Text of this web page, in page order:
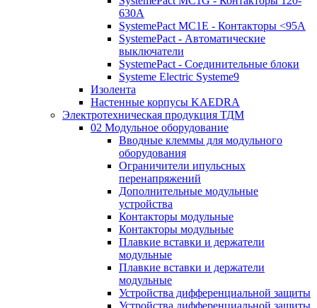
630A
SystemePact MC1E - Контакторы <95A
SystemePact - Автоматические
выключатели
SystemePact - Соединительные блоки
Systeme Electric Systeme9
Изолента
Настенные корпусы KAEDRA
Электротехническая продукция ТДМ
02 Модульное оборудование
Вводные клеммы для модульного
оборудования
Ограничители ипульсных
перенапряжений
Дополнительные модульные
устройства
Контакторы модульные
Контакторы модульные
Плавкие вставки и держатели
модульные
Плавкие вставки и держатели
модульные
Устройства дифференциальной защиты
Устройства дифференциальной защиты